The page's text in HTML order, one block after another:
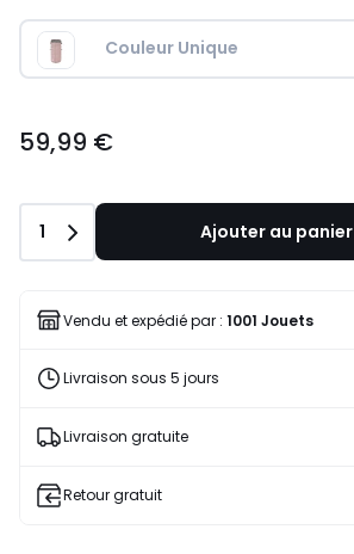
Couleur Unique
€.
59,99 €
Quantité
1 Ajouter au panier
Vendu et expédié par : 1001 Jouets
Livraison sous 5 jours
Livraison gratuite
Retour gratuit